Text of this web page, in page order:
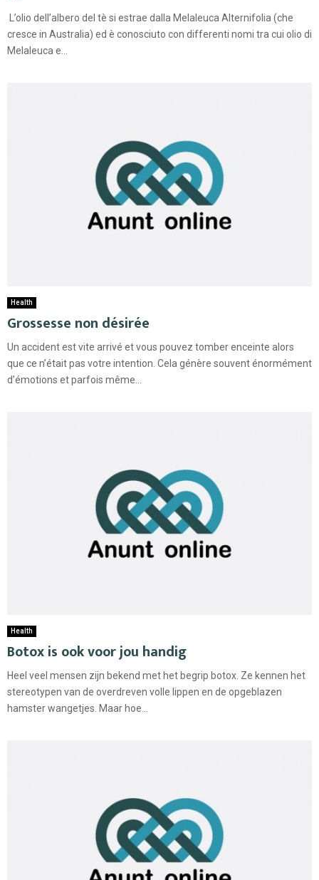
L’olio dell’albero del tè si estrae dalla Melaleuca Alternifolia (che
cresce in Australia) ed è conosciuto con differenti nomi tra cui olio di
Melaleuca e...
Health
Grossesse non désirée
Un accident est vite arrivé et vous pouvez tomber enceinte alors
que ce n’était pas votre intention. Cela génère souvent énormément
d’émotions et parfois même...
Health
Botox is ook voor jou handig
Heel veel mensen zijn bekend met het begrip botox. Ze kennen het
stereotypen van de overdreven volle lippen en de opgeblazen
hamster wangetjes. Maar hoe...